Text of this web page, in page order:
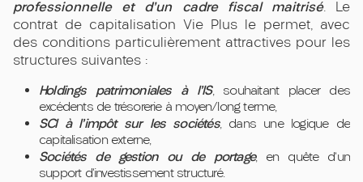
professionnelle et d’un cadre fiscal maitrisé. Le
contrat de capitalisation Vie Plus le permet, avec
des conditions particulièrement attractives pour les
structures suivantes :
Holdings patrimoniales à l’IS, souhaitant placer des
excédents de trésorerie à moyen/long terme,
SCI à l’impôt sur les sociétés, dans une logique de
capitalisation externe,
Sociétés de gestion ou de portage, en quête d’un
support d’investissement structuré.